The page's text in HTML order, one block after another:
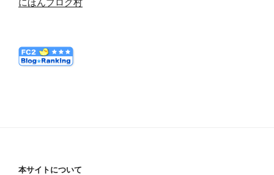
にほんブログ村
本サイトについて